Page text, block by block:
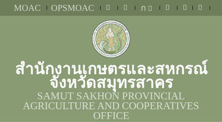
MOAC OPSMOAC ก
สำนักงานเกษตรและสหกรณ์
จังหวัดสมุทรสาคร
SAMUT SAKHON PROVINCIAL
AGRICULTURE AND COOPERATIVES
OFFICE